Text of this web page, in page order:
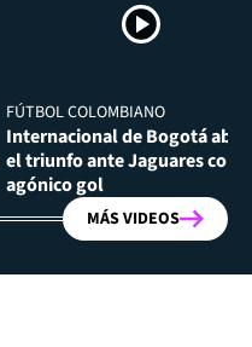
FÚTBOL COLOMBIANO
Internacional de Bogotá
el triunfo ante Jaguares con
agónico gol
MÁS VIDEOS